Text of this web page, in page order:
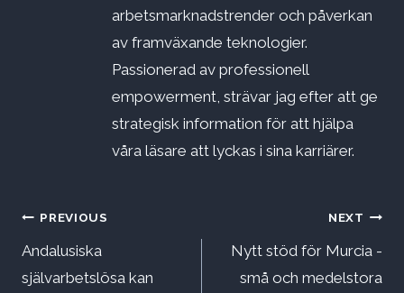
arbetsmarknadstrender och påverkan
av framväxande teknologier.
Passionerad av professionell
empowerment, strävar jag efter att ge
strategisk information för att hjälpa
våra läsare att lyckas i sina karriärer.
Inläggsnavigering
PREVIOUS
Andalusiska
självarbetslösa kan
NEXT
Nytt stöd för Murcia -
små och medelstora